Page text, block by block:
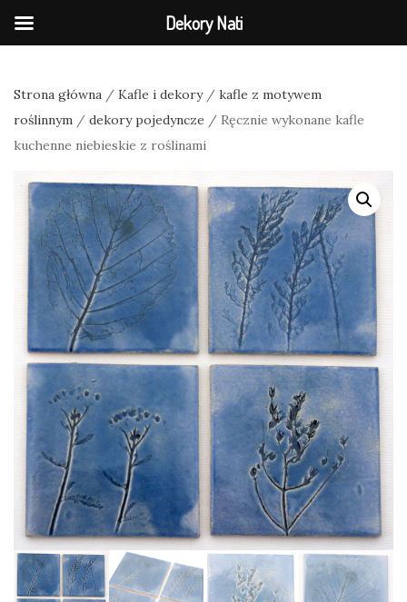
Strona główna / Kafle i dekory/ kafle z motywem
roślinnym / dekory pojedyncze / Ręcznie wykonane kafle
kuchenne niebieskie z roślinami
Dekory Nati